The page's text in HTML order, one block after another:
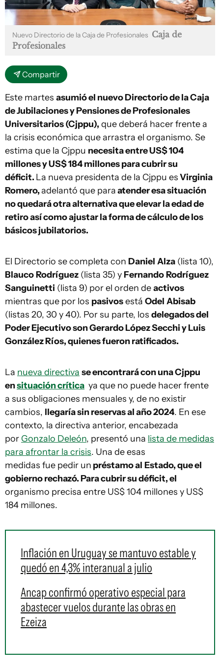
Nuevo Directorio de la Caja de Profesionales Caja de
Profesionales
Compartir
Este martes asumió el nuevo Directorio de la Caja
de Jubilaciones y Pensiones de Profesionales
Universitarios (Cjppu), que deberá hacer frente a
la crisis económica que arrastra el organismo. Se
estima que la Cjppu necesita entre US$ 104
millones y US$ 184 millones para cubrir su
déficit. La nueva presidenta de la Cjppu esVirginia
Romero,adelantó que paraatender esa situación
no quedará otra alternativa que elevar la edad de
retiro así como ajustar la forma de cálculo de los
básicos jubilatorios.
El Directorio se completa con Daniel Alza (lista 10),
BlaucoRodríguez (lista 35) y FernandoRodríguez
Sanguinetti (lista 9) por el orden deactivos
mientras que por los pasivosestá Odel Abisab
(listas 20, 30 y 40). Por su parte, los delegados del
Poder Ejecutivo son Gerardo López Secchi y Luis
González Ríos, quienes fueron ratificados.
La nueva directiva se encontrará con una Cjppu
ensituación crítica ya que no puede hacer frente
a sus obligaciones mensuales y, de no existir
cambios, llegaría sin reservas al año 2024. En ese
contexto, la directiva anterior, encabezada
por Gonzalo Deleón, presentó una lista de medidas
para afrontar la crisis. Una de esas
medidas fue pedir un préstamo al Estado, que el
gobierno rechazó. Para cubrir su déficit, el
organismo precisa entre US$ 104 millones y US$
184 millones.
Inflación en Uruguay se mantuvo estable y
quedó en 4,3% interanual a julio
Ancap confirmó operativo especial para
abastecer vuelos durante las obras en
Ezeiza